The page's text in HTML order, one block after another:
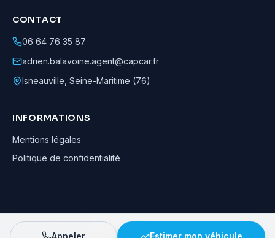
CONTACT
06 64 76 35 87
adrien.balavoine.agent@capcar.fr
Isneauville Seine-Maritime (76)
INFORMATIONS
Mentions légales
Politique de confidentialité
Adrien Balavoine—Agent automobile CapCar, Agent formateur· ©
· Tous droits réservés
Appeler Estimer mon véhicule